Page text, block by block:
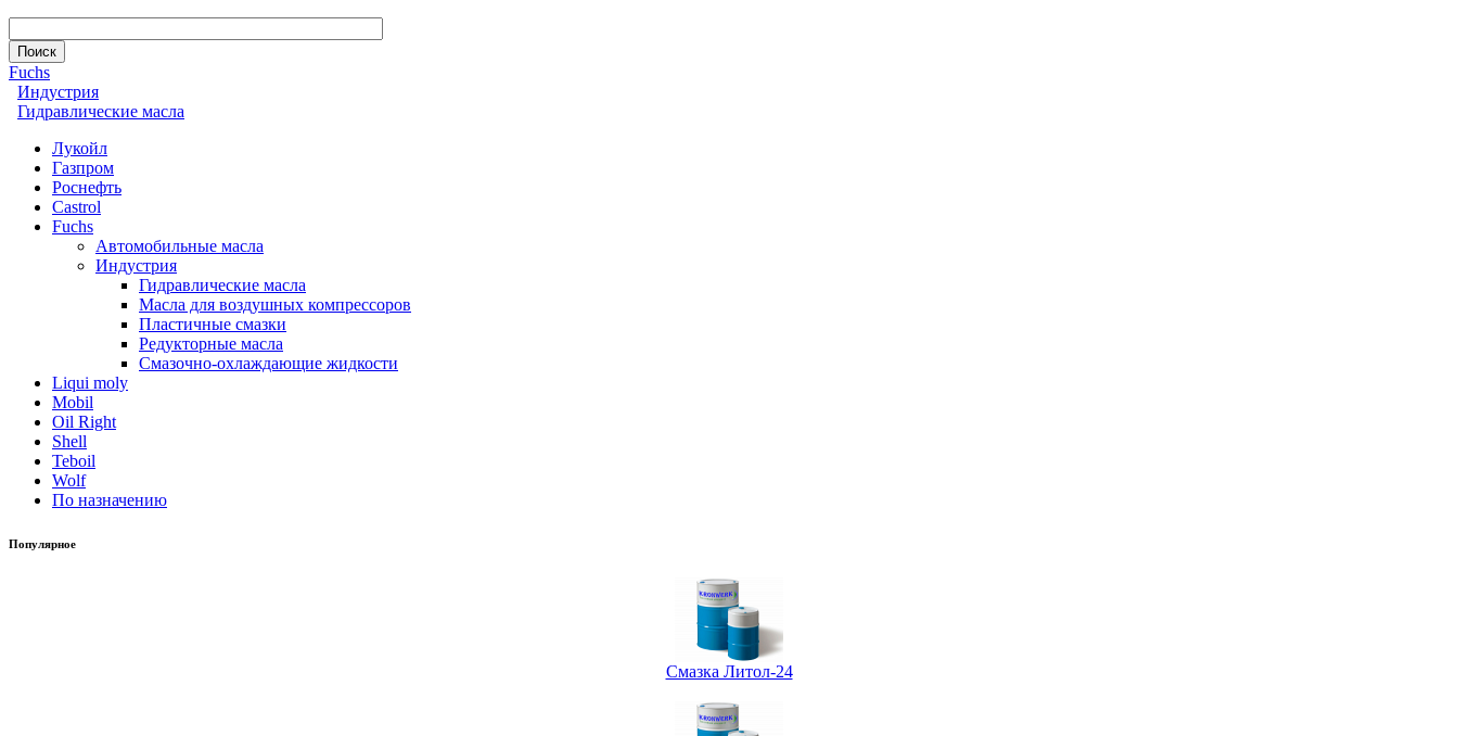
Fuchs
Индустрия
Гидравлические масла
Лукойл
Газпром
Роснефть
Castrol
Fuchs
Автомобильные масла
Индустрия
Гидравлические масла
Масла для воздушных компрессоров
Пластичные смазки
Редукторные масла
Смазочно-охлаждающие жидкости
Liqui moly
Mobil
Oil Right
Shell
Teboil
Wolf
По назначению
Популярное
Смазка Литол-24